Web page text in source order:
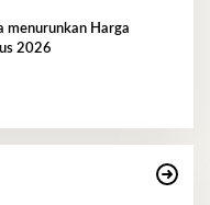
menurunkan Harga
2026